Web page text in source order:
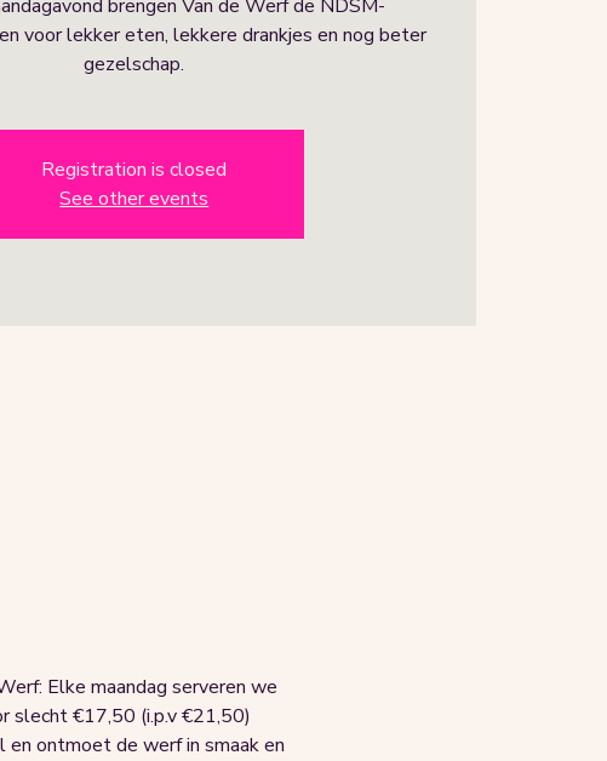
brengen Van de Werf de NDSM-
voor lekker eten, lekkere drankjes en nog beter
gezelschap.
Registration is closed
See other events
Elke maandag serveren we
slecht €17,50 (i.p.v €21,50)
en ontmoet de werf in smaak en